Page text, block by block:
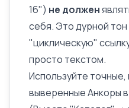
16") не должен
себя. Это дурной тон
"циклическую"
просто текстом.
Используйте
выверенныеАнкоры